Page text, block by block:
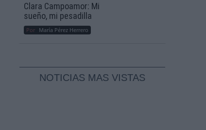
Clara Campoamor: Mi
sueño, mi pesadilla
Por María Pérez Herrero
NOTICIAS MAS VISTAS